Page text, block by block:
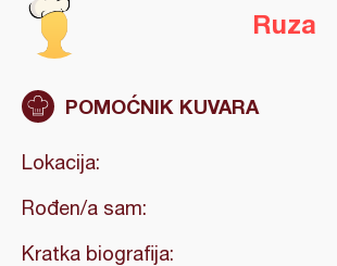
Ruza
POMOĆNIK KUVARA
Lokacija:
Rođen/a sam:
Kratka biografija: